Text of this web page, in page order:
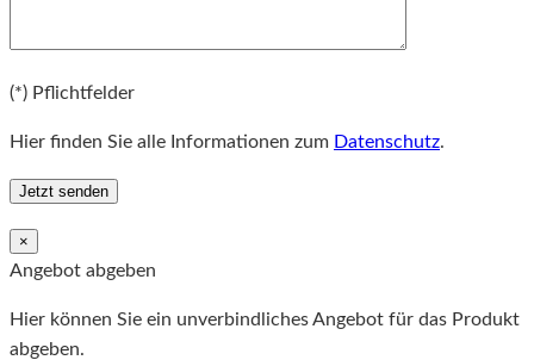
(*) Pflichtfelder
Hier finden Sie alle Informationen zum Datenschutz.
×
Angebot abgeben
Hier können Sie ein unverbindliches Angebot für das Produkt
abgeben.